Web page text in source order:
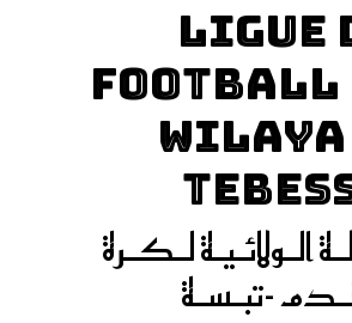
LIGUE
FOOTBALL
WILAYA
الـولائـيـة لـكـرة
-تبـسـة